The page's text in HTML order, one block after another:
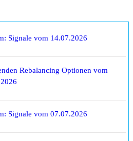
Signale vom 14.07.2026
Rebalancing Optionen vom
Signale vom 07.07.2026